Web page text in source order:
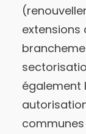
extensions
également